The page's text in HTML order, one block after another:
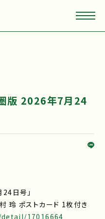
圏版 2026年7月24
日号」
玲 ポストカード 1枚付き
17016664